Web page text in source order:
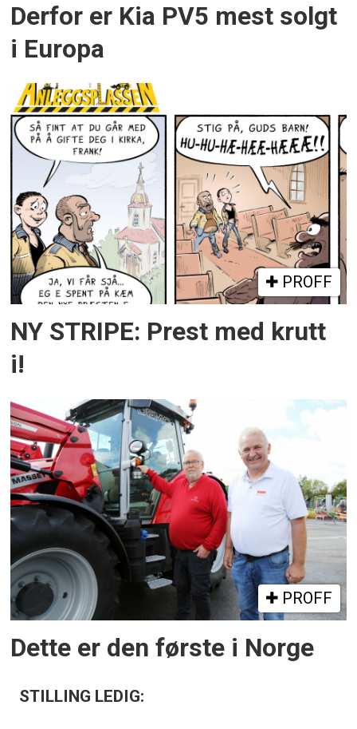
Derfor er Kia PV5 mest solgt
i Europa
PROFF
NY STRIPE: Prest med krutt
i!
PROFF
Dette er den første i Norge
STILLING LEDIG: